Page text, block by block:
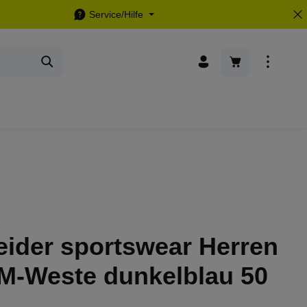
Service/Hilfe
Warenkorb
sportswear Herren
Weste dunkelblau 50